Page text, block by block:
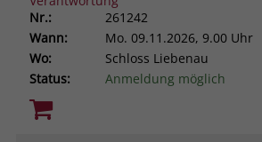
Nr.:
261242
Wann:
Mo. 09.11.2026, 9.00 Uhr
Wo:
Schloss Liebenau
Status:
Anmeldung möglich